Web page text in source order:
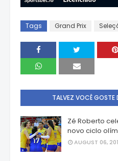
Tags Grand Prix
TALVEZ VOCÊ GOSTE
Zé Roberto
novo ciclo
AUGUST 06,